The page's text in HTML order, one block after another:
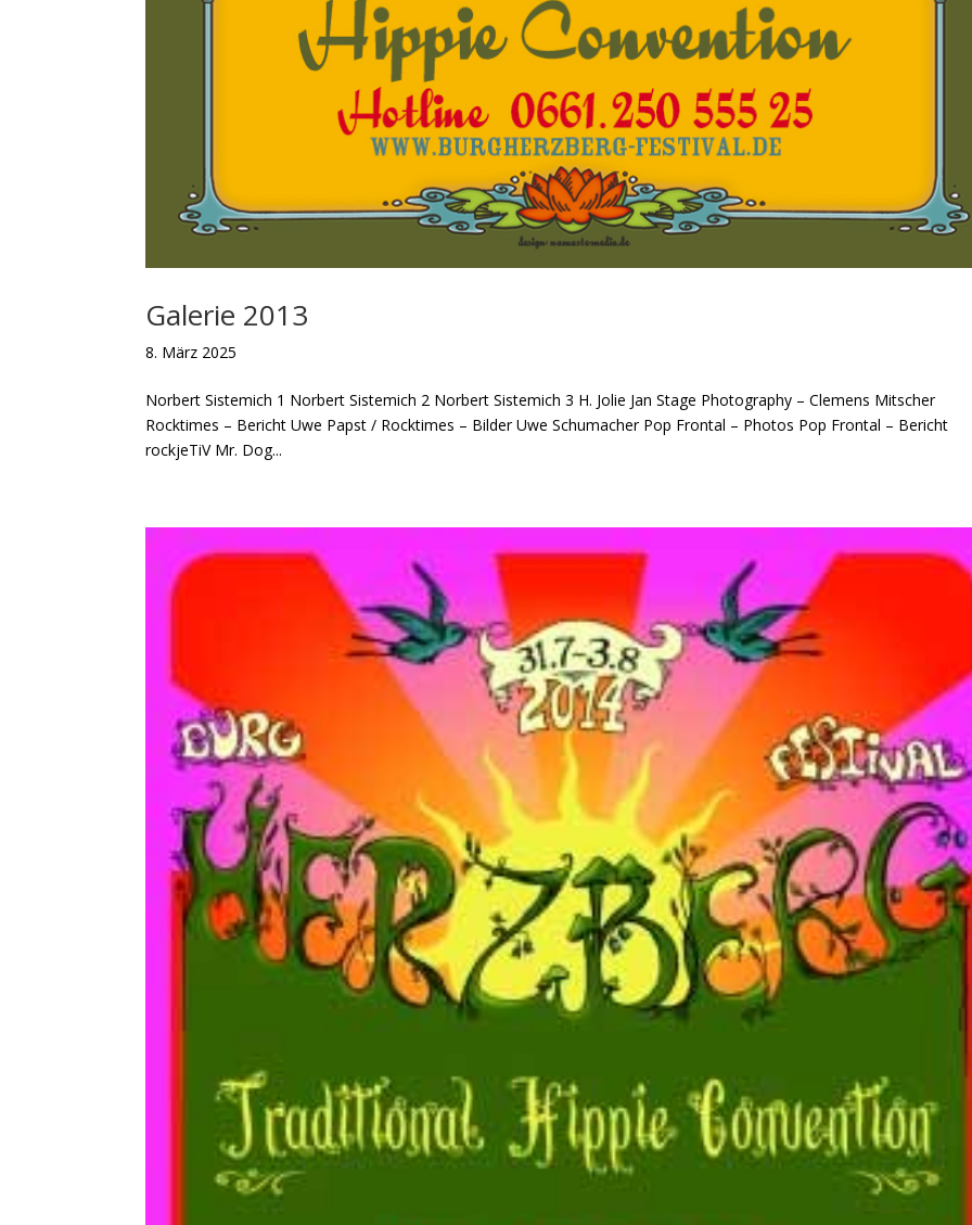
Galerie 2013
8. März 2025
Norbert Sistemich 1 Norbert Sistemich 2 Norbert Sistemich 3 H. Jolie Jan Stage Photography – Clemens Mitscher
Rocktimes – Bericht Uwe Papst / Rocktimes – Bilder Uwe Schumacher Pop Frontal – Photos Pop Frontal – Bericht
rockjeTiV Mr. Dog...